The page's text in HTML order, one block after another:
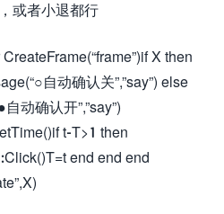
或者小退都行
X then
自动确认关”,”say”) else
动确认开”,”say”)
t-T>1 then
end end end